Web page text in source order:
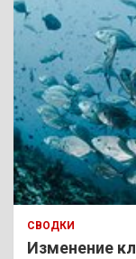
СВОДКИ
Изменение